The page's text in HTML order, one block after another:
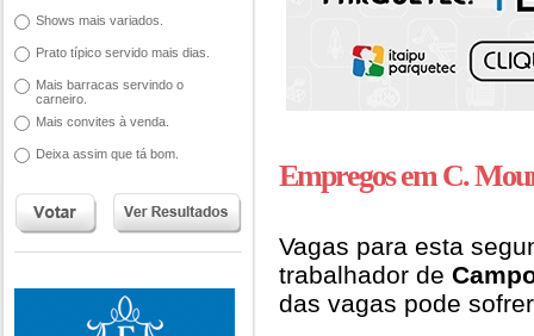
Shows mais variados.
Prato típico servido mais dias.
Mais barracas servindo o
carneiro.
Mais convites à venda.
Deixa assim que tá bom.
Empregos em C.
Vagas para esta
trabalhador de
das vagas pode